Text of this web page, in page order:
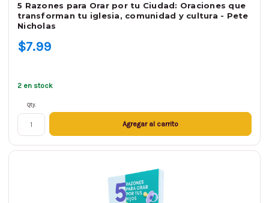
5 Razones para Orar por tu Ciudad: Oraciones que
transforman tu iglesia, comunidad y cultura - Pete
Nicholas
$7.99
2 en stock
Qty.
Agregar al carrito